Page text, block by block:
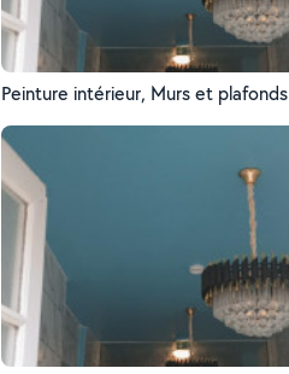
Peinture intérieur, Murs et plafonds